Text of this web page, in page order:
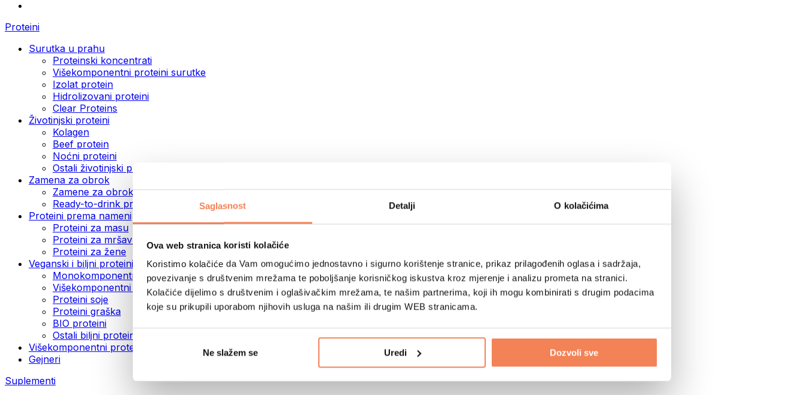
Saglasnost Detalji O kolačićima
Ova web stranica koristi kolačiće
Koristimo kolačiće da Vam omogućimo jednostavno i sigurno korištenje stranice, prikaz prilagođenih oglasa i sadržaja,
povezivanje s društvenim mrežama te poboljšanje korisničkog iskustva kroz mjerenje i analizu prometa na stranici.
Kolačiće dijelimo s društvenim i oglašivačkim mrežama, te našim partnerima, koji ih mogu kombinirati s drugim podacima
koje su prikupili uporabom njihovih usluga na našim ili drugim WEB stranicama.
Ne slažem se Uredi Dozvoli sve
Proteini
Surutka u prahu
Proteinski koncentrati
Višekomponentni proteini surutke
Izolat protein
Hidrolizovani proteini
Clear Proteins
Životinjski proteini
Kolagen
Beef protein
Noćni proteini
Ostali životinjski proteini
Zamena za obrok
Zamene za obrok u prahu
Ready-to-drink proteinski napici
Proteini prema nameni
Proteini za masu
Proteini za mršavljenje
Proteini za žene
Veganski i biljni proteini
Monokomponentni veganski proteini
Višekomponentni veganski proteini
Proteini soje
Proteini graška
BIO proteini
Ostali biljni proteini
Višekomponentni proteini
Gejneri
Suplementi